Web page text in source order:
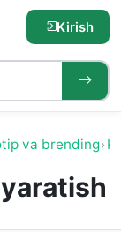
Kirish
va brending